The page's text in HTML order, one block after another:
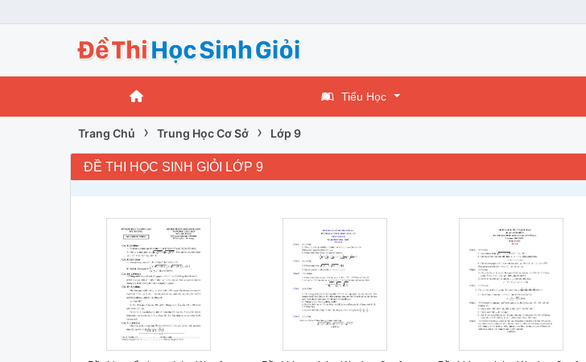
Tiểu Học
Trang Chủ › Trung Học Cơ Sở › Lớp 9
ĐỀ THI HỌC SINH GIỎI LỚP 9